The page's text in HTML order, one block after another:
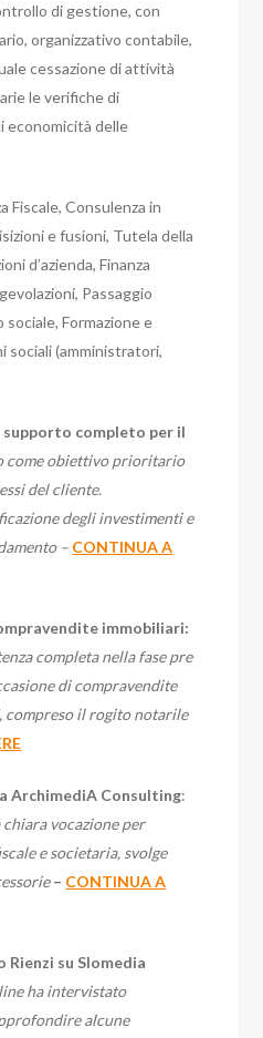
di gestione, con
organizzativo contabile,
cessazione di attività
le verifiche di
economicità delle
Fiscale, Consulenza in
e fusioni, Tutela della
d’azienda, Finanza
Passaggio
sociale, Formazione e
sociali (amministratori,
supporto completo per il
come obiettivo prioritario
del cliente.
degli investimenti e
– CONTINUA A
immobiliari:
completa nella fase pre
di compravendite
compreso il rogito notarile
Consulting:
vocazione per
e societaria, svolge
– CONTINUA A
su Slomedia
ha intervistato
alcune